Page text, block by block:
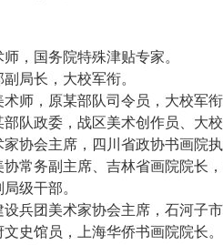
，国务院特殊津贴专家。
后勤部副局长，大校军衔。
师，原某部队司令员，大校军衔
队政委，战区美术创作员、大校
协会主席，四川省政协书画院执
常务副主席、吉林省画院院长，
级干部。
兵团美术家协会主席，石河子
史馆员，上海华侨书画院院长。